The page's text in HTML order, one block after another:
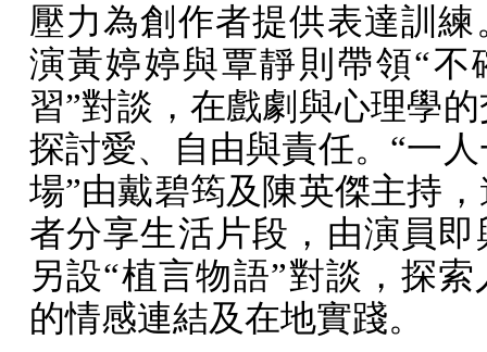
壓力為創作者提供表達訓練
演黃婷婷與覃靜則帶領“不
習”對談，在戲劇與心理學
探討愛、自由與責任。“一
場”由戴碧筠及陳英傑主持
者分享生活片段，由演員即
另設“植言物語”對談，探
的情感連結及在地實踐。